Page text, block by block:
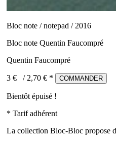
Bloc note / notepad / 2016
Bloc note Quentin Faucompré
Quentin Faucompré
3 € / 2,70 € * COMMANDER
Bientôt épuisé !
* Tarif adhérent
La collection Bloc-Bloc propose